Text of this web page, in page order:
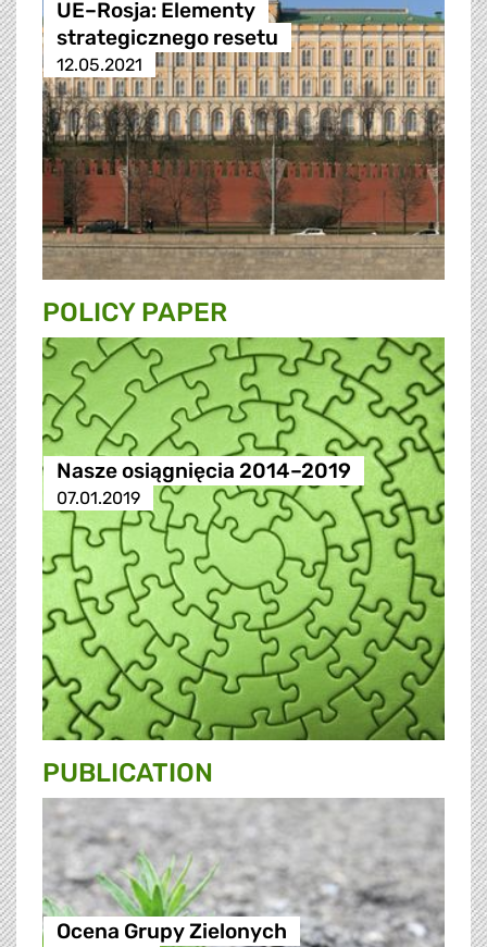
UE–Rosja: Elementy
strategicznego resetu
12.05.2021
POLICY PAPER
Nasze osiągnięcia 2014–2019
07.01.2019
PUBLICATION
Ocena Grupy Zielonych